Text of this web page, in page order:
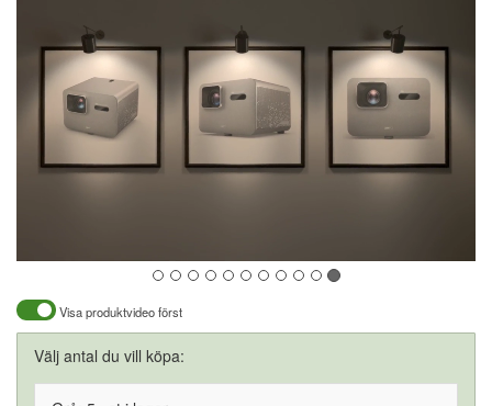
Visa produktvideo först
Välj antal du vill köpa: